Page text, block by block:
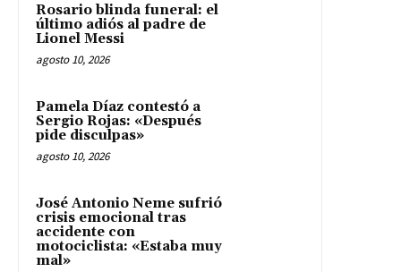
Rosario blinda funeral: el
último adiós al padre de
Lionel Messi
agosto 10, 2026
Pamela Díaz contestó a
Sergio Rojas: «Después
pide disculpas»
agosto 10, 2026
José Antonio Neme sufrió
crisis emocional tras
accidente con
motociclista: «Estaba muy
mal»